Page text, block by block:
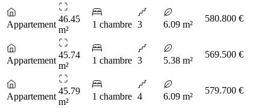
Appartement
46.45
m²
1 chambre 3 6.09 m²
580.800 €
Appartement
45.74
m²
1 chambre 3 5.38 m²
569.500 €
Appartement
45.79
m²
1 chambre 4 6.09 m²
579.700 €